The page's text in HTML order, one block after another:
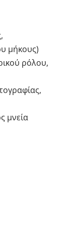
μήκους)
ρόλου,
μνεία